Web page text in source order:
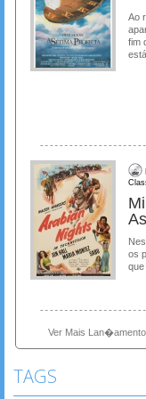
Ao
fim
está
As
os
que
Ver Mais
TAGS